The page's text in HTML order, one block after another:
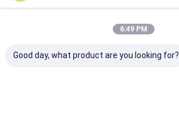
6:49 PM
Good day, what product are you looking for?